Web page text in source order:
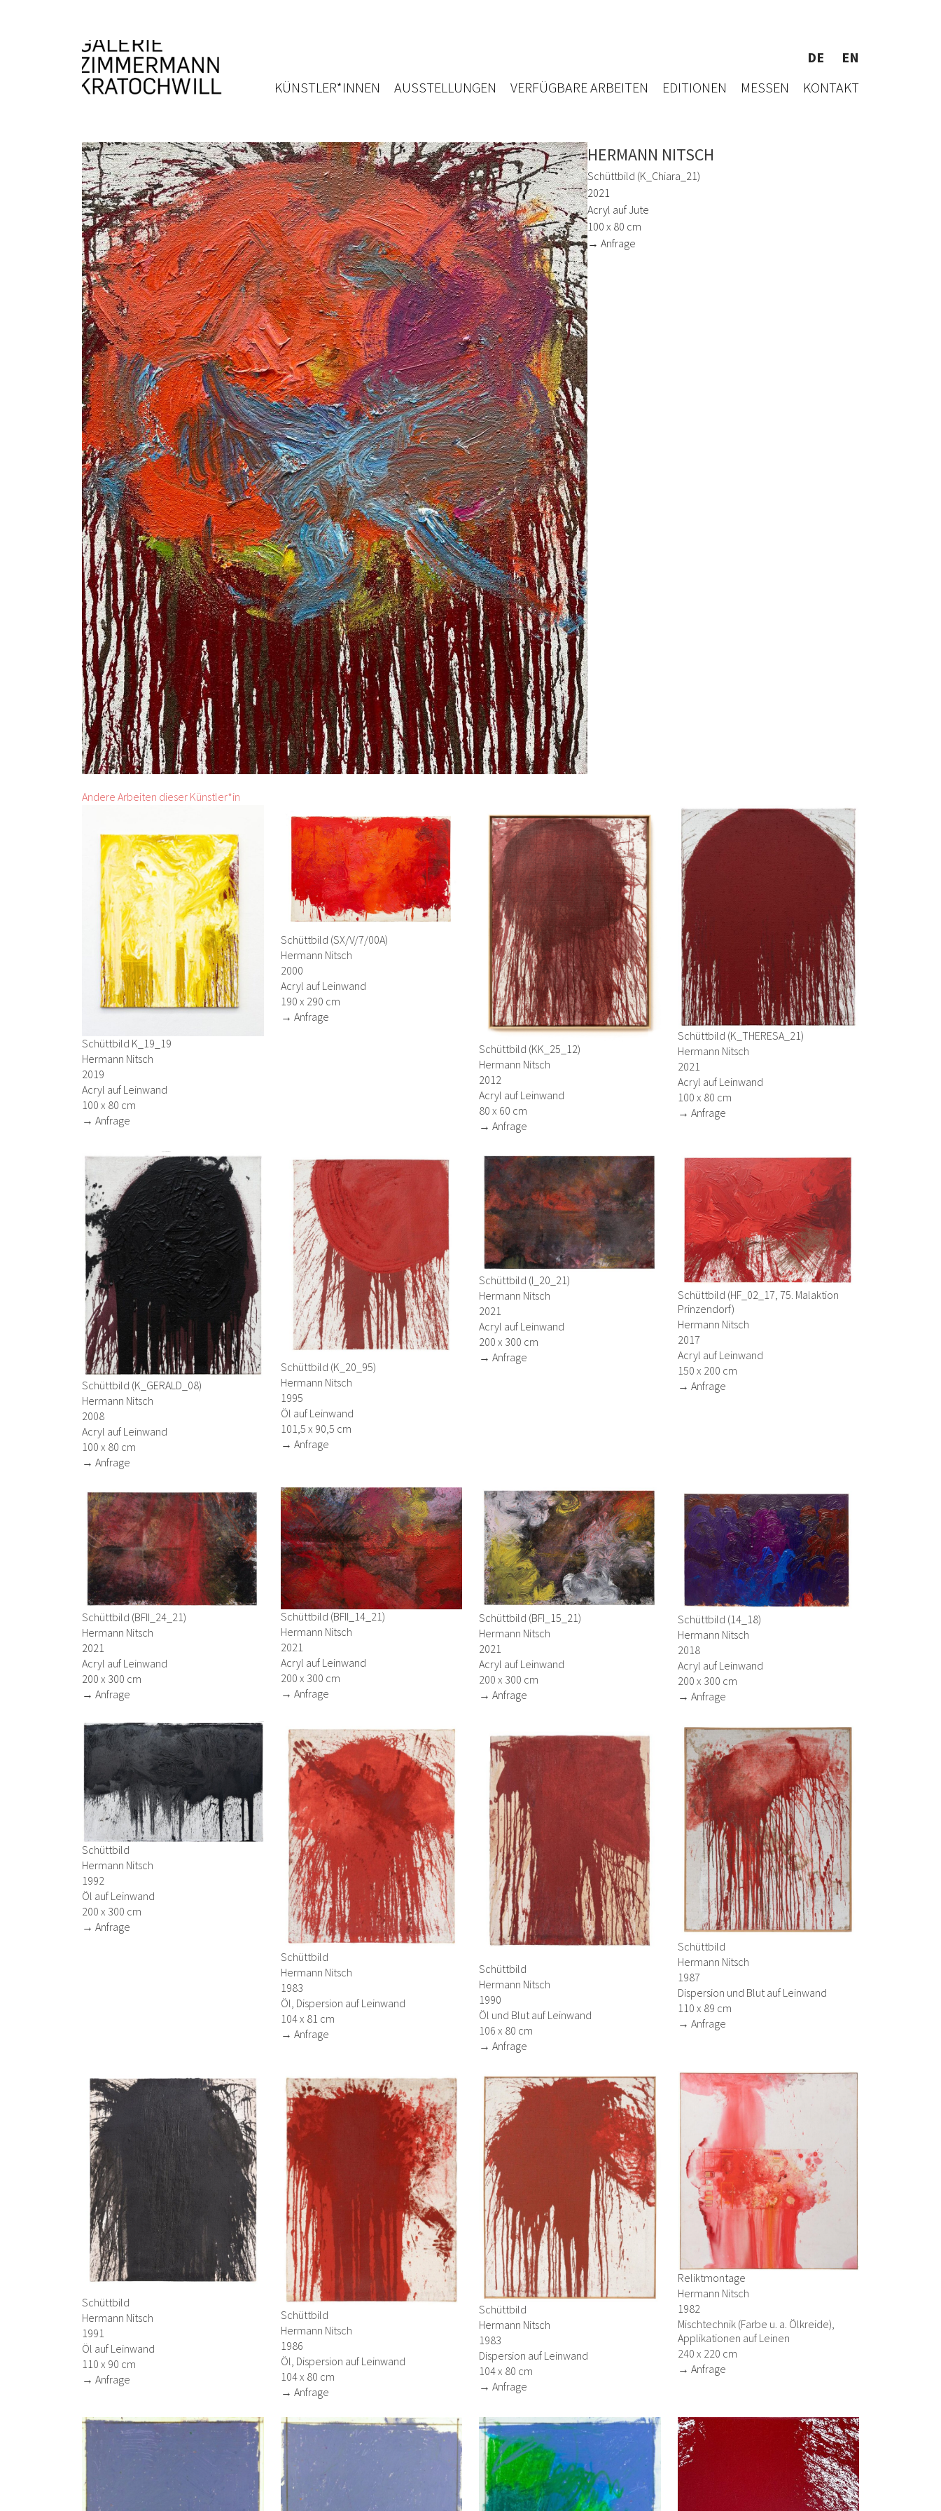
DE
EN
KÜNSTLER*INNEN
AUSSTELLUNGEN VERFÜGBARE ARBEITEN EDITIONEN MESSEN KONTAKT
HERMANN NITSCH
Schüttbild (K_Chiara_21)
2021
Acryl auf Jute
100 x 80 cm
→ Anfrage
Andere Arbeiten dieser Künstler*in
Schüttbild K_19_19
Hermann Nitsch
2019
Acryl auf Leinwand
100 x 80 cm
→ Anfrage
Schüttbild (SX/V/7/00A)
Hermann Nitsch
2000
Acryl auf Leinwand
190 x 290 cm
→ Anfrage
Schüttbild (KK_25_12)
Hermann Nitsch
2012
Acryl auf Leinwand
80 x 60 cm
→ Anfrage
Schüttbild (K_THERESA_21)
Hermann Nitsch
2021
Acryl auf Leinwand
100 x 80 cm
→ Anfrage
Schüttbild (K_GERALD_08)
Hermann Nitsch
2008
Acryl auf Leinwand
100 x 80 cm
→ Anfrage
Schüttbild (K_20_95)
Hermann Nitsch
1995
Öl auf Leinwand
101,5 x 90,5 cm
→ Anfrage
Schüttbild (I_20_21)
Hermann Nitsch
2021
Acryl auf Leinwand
200 x 300 cm
→ Anfrage
Schüttbild (HF_02_17, 75. Malaktion
Prinzendorf)
Hermann Nitsch
2017
Acryl auf Leinwand
150 x 200 cm
→ Anfrage
Schüttbild (BFII_24_21)
Hermann Nitsch
2021
Acryl auf Leinwand
200 x 300 cm
→ Anfrage
Schüttbild (BFII_14_21)
Hermann Nitsch
2021
Acryl auf Leinwand
200 x 300 cm
→ Anfrage
Schüttbild (BFI_15_21)
Hermann Nitsch
2021
Acryl auf Leinwand
200 x 300 cm
→ Anfrage
Schüttbild (14_18)
Hermann Nitsch
2018
Acryl auf Leinwand
200 x 300 cm
→ Anfrage
Schüttbild
Hermann Nitsch
1992
Öl auf Leinwand
200 x 300 cm
→ Anfrage
Schüttbild
Hermann Nitsch
1983
Öl, Dispersion auf Leinwand
104 x 81 cm
→ Anfrage
Schüttbild
Hermann Nitsch
1990
Öl und Blut auf Leinwand
106 x 80 cm
→ Anfrage
Schüttbild
Hermann Nitsch
1987
Dispersion und Blut auf Leinwand
110 x 89 cm
→ Anfrage
Schüttbild
Hermann Nitsch
1991
Öl auf Leinwand
110 x 90 cm
→ Anfrage
Schüttbild
Hermann Nitsch
1986
Öl, Dispersion auf Leinwand
104 x 80 cm
→ Anfrage
Schüttbild
Hermann Nitsch
1983
Dispersion auf Leinwand
104 x 80 cm
→ Anfrage
Reliktmontage
Hermann Nitsch
1982
Mischtechnik (Farbe u. a. Ölkreide),
Applikationen auf Leinen
240 x 220 cm
→ Anfrage